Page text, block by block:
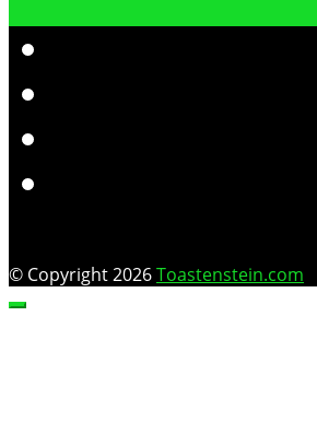
© Copyright 2026Toastenstein.com